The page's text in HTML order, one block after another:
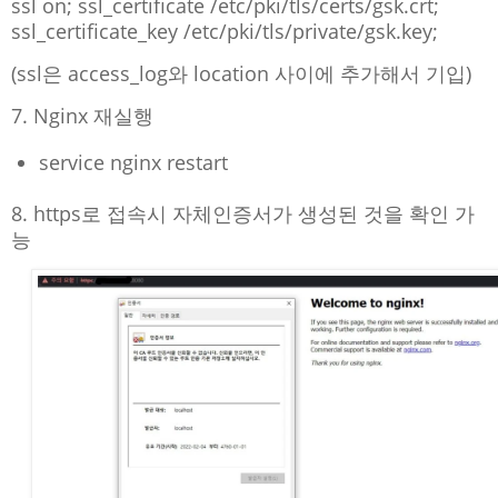
ssl_certificate_key /etc/pki/tls/private/gsk.key;
(ssl은 access_log와 location 사이에 추가해서 기입)
7. Nginx 재실행
service nginx restart
8. https로 접속시 자체인증서가 생성된 것을 확인 가
능